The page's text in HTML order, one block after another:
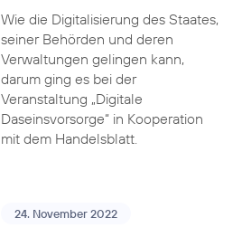
Wie die Digitalisierung des Staates,
seiner Behörden und deren
Verwaltungen gelingen kann,
darum ging es bei der
Veranstaltung „Digitale
Daseinsvorsorge“ in Kooperation
mit dem Handelsblatt.
24. November 2022